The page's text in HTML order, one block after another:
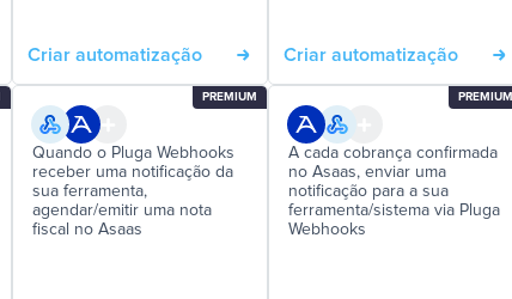
Criar automatização Criar automatização
PREMIUM
Quando o Pluga Webhooks
receber uma notificação da
sua ferramenta,
agendar/emitir uma nota
fiscal no Asaas
PREMIUM
A cada cobrança confirmada
no Asaas, enviar uma
notificação para a sua
ferramenta/sistema via Pluga
Webhooks